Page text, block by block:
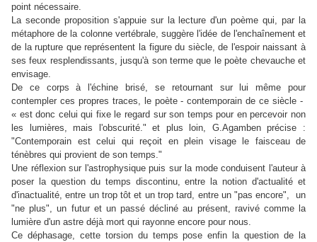
point nécessaire.
La seconde proposition s'appuie sur la lecture d'un poème qui, par la
métaphore de la colonne vertébrale, suggère l'idée de l'enchaînement et
de la rupture que représentent la figure du siècle, de l'espoir naissant à
ses feux resplendissants, jusqu'à son terme que le poète chevauche et
envisage.
De ce corps à l'échine brisé, se retournant sur lui même pour
contempler ces propres traces, le poète - contemporain de ce siècle -
« est donc celui qui fixe le regard sur son temps pour en percevoir non
les lumières, mais l'obscurité." et plus loin, G.Agamben précise :
"Contemporain est celui qui reçoit en plein visage le faisceau de
ténèbres qui provient de son temps."
Une réflexion sur l'astrophysique puis sur la mode conduisent l'auteur à
poser la question du temps discontinu, entre la notion d'actualité et
d'inactualité, entre un trop tôt et un trop tard, entre un "pas encore", un
"ne plus", un futur et un passé décliné au présent, ravivé comme la
lumière d'un astre déjà mort qui rayonne encore pour nous.
Ce déphasage, cette torsion du temps pose enfin la question de la